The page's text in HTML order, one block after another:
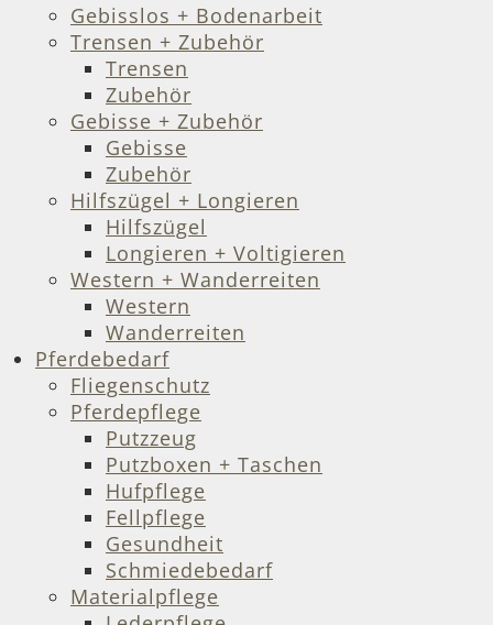
Gebisslos + Bodenarbeit
Trensen + Zubehör
Trensen
Zubehör
Gebisse + Zubehör
Gebisse
Zubehör
Hilfszügel + Longieren
Hilfszügel
Longieren + Voltigieren
Western + Wanderreiten
Western
Wanderreiten
Pferdebedarf
Fliegenschutz
Pferdepflege
Putzzeug
Putzboxen + Taschen
Hufpflege
Fellpflege
Gesundheit
Schmiedebedarf
Materialpflege